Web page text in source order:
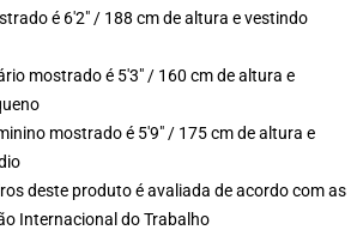
é 6'2" / 188 cm de altura e vestindo
mostrado é 5'3" / 160 cm de altura e
mostrado é 5'9" / 175 cm de altura e
deste produto é avaliada de acordo com as
Internacional do Trabalho